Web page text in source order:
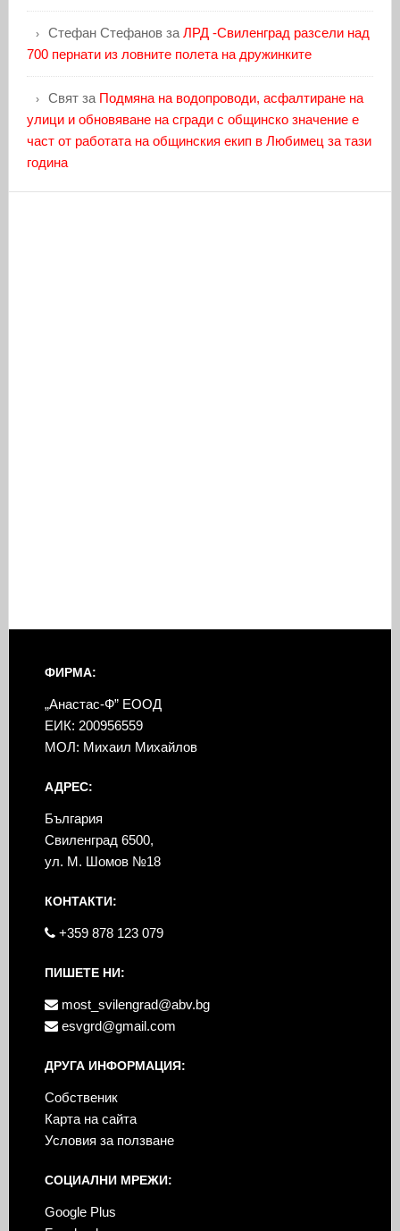
Стефан Стефановза ЛРД -Свиленград разсели над
700 пернати из ловните полета на дружинките
Святза Подмяна на водопроводи, асфалтиране на
улици и обновяване на сгради с общинско значение е
част от работата на общинския екип в Любимец за тази
година
ФИРМА:
„Анастас-Ф” ЕООД
ЕИК: 200956559
МОЛ: Михаил Михайлов
АДРЕС:
България
Свиленград 6500,
ул. М. Шомов №18
КОНТАКТИ:
+359 878 123 079
ПИШЕТЕ НИ:
most_svilengrad@abv.bg
esvgrd@gmail.com
ДРУГА ИНФОРМАЦИЯ:
Собственик
Карта на сайта
Условия за ползване
СОЦИАЛНИ МРЕЖИ:
Google Plus